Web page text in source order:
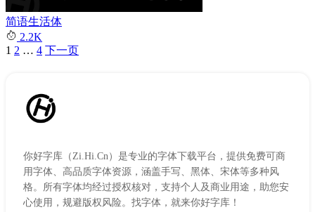
简语生活体
2.2K
文
1 2 … 4 下一页
你好字库（Zi.Hi.Cn）是专业的字体下载平台，提供免费可商
用字体、高品质字体资源，涵盖手写、黑体、宋体等多种风
格。所有字体均经过授权核对，支持个人及商业用途，助您安
心使用，规避版权风险。找字体，就来你好字库！